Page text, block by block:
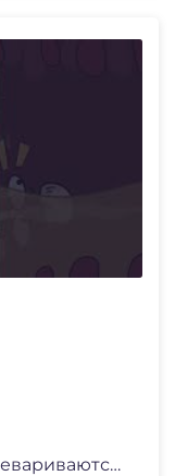
Почему ГРИБЫ ЭНОКИ не перевариваются?